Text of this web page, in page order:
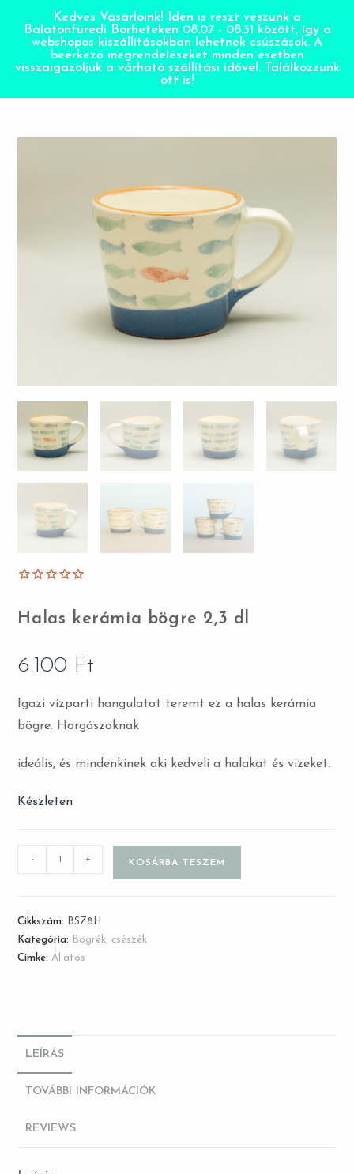
Kedves Vásárlóink! Idén is részt veszünk a
Balatonfüredi Borheteken 08.07 - 08.31 között, így a
webshopos kiszállításokban lehetnek csúszások. A
beérkező megrendeléseket minden esetben
visszaigazoljuk a várható szállítási idővel. Találkozzunk
ott is!
Halas kerámia bögre 2,3 dl
6.100 Ft
Igazi vízparti hangulatot teremt ez a halas kerámia
bögre. Horgászoknak
ideális, és mindenkinek aki kedveli a halakat és vizeket.
Készleten
- + KOSÁRBA TESZEM
Cikkszám:
BSZ8H
Kategória:
Bögrék, csészék
Címke:Állatos
LEÍRÁS
TOVÁBBI INFORMÁCIÓK
REVIEWS